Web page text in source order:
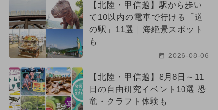
【北陸・甲信越】駅から歩い
て10以内の電車で行ける「道
の駅」11選｜海絶景スポット
も
2026-08-06
【北陸・甲信越】8月8日～11
日の自由研究イベント10選 恐
竜・クラフト体験も